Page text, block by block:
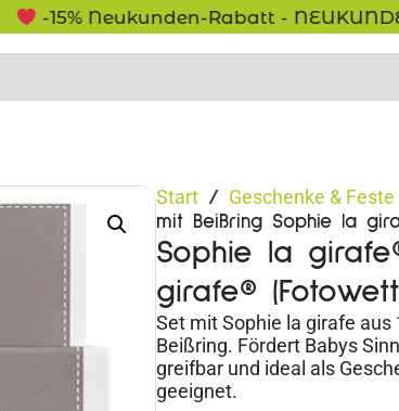
Neukunden-Rabatt - NEUKUNDE15
Start / Geschenke & Feste
mit Beißring Sophie la
Sophie la
girafe®
Set mit Sophie la girafe aus
Beißring. Fördert Babys
greifbar und ideal als
geeignet.